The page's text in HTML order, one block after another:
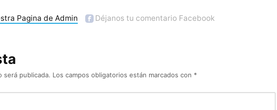
Pagina de Admin Déjanos tu comentario Facebook
será publicada. Los campos obligatorios están marcados con *